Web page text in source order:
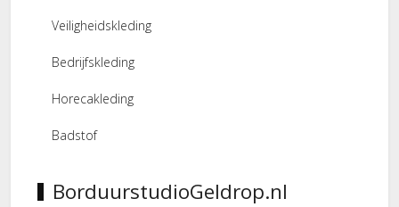
Veiligheidskleding
Bedrijfskleding
Horecakleding
Badstof
BorduurstudioGeldrop.nl